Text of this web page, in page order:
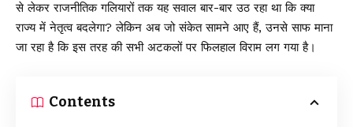
से लेकर राजनीतिक गलियारों तक यह सवाल बार-बार उठ रहा था कि क्या
राज्य में नेतृत्व बदलेगा? लेकिन अब जो संकेत सामने आए हैं, उनसे साफ माना
जा रहा है कि इस तरह की सभी अटकलों पर फिलहाल विराम लग गया है।
Contents